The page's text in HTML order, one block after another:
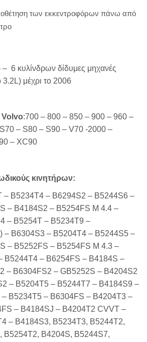
των εκκεντροφόρων πάνω από
– 6 κυλίνδρων δίδυμες μηχανές
3.2L) μέχρι το 2006
Volvo:700 – 800 – 850 – 900 – 960 –
– S80 – S90 – V70 -2000 –
– XC90
κινητήρων:
– B5234T4 – B6294S2 – B5244S6 –
– B4184S2 – B5254FS M 4.4 –
– B5254T – B5234T9 –
– B6304S3 – B5204T4 – B5244S5 –
– B5252FS – B5254FS M 4.3 –
B5244T4 – B6254FS – B4184S –
– B6304FS2 – GB5252S – B4204S2
– B5204T5 – B5244T7 – B4184S9 –
B5234T5 – B6304FS – B4204T3 –
– B4184SJ – B4204T2 CVVT –
– B4184S3, B5234T3, B5244T2,
B5254T2, B4204S, B5244S7,